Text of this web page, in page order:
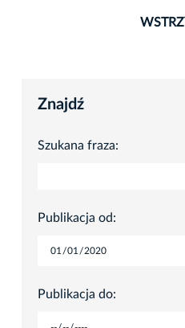
Znajdź
Szukana fraza:
Publikacja od:
Publikacja do: